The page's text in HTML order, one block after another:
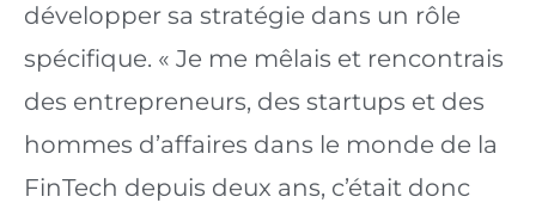
développer sa stratégie dans un rôle
spécifique. « Je me mêlais et rencontrais
des entrepreneurs, des startups et des
hommes d’affaires dans le monde de la
FinTech depuis deux ans, c’était donc